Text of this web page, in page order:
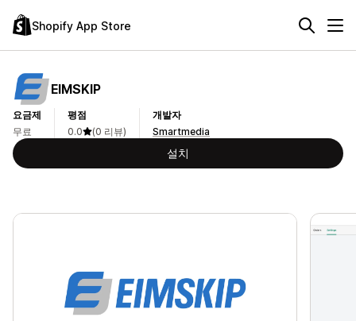
Shopify App Store
EIMSKIP
요금제
무료
평점
0.0
(0 리뷰)
개발자
Smartmedia
설치